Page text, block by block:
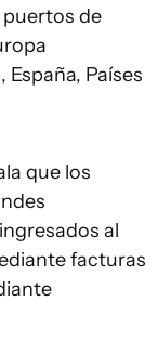
de
Países
que los
al
facturas